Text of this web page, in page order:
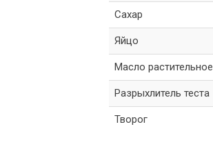
Сахар
Яйцо
Масло растительное
Разрыхлитель теста
Творог